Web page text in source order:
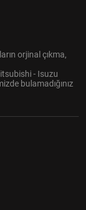
orjinal çıkma,
- Isuzu
bulamadığınız